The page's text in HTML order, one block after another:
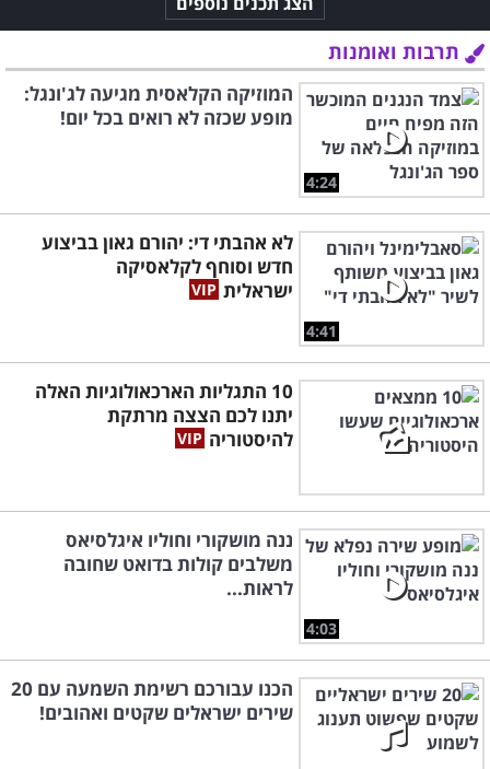
תרבות ואומנות
4:24
המוזיקה הקלאסית מגיעה לג'ונגל:
מופע שכזה לא רואים בכל יום!
4:41
לא אהבתי די: יהורם גאון בביצוע
חדש וסוחף לקלאסיקה
ישראלית
10 התגליות הארכאולוגיות האלה
יתנו לכם הצצה מרתקת
להיסטוריה
4:03
ננה מושקורי וחוליו איגלסיאס
משלבים קולות בדואט שחובה
לראות...
הכנו עבורכם רשימת השמעה עם 20
שירים ישראלים שקטים ואהובים!